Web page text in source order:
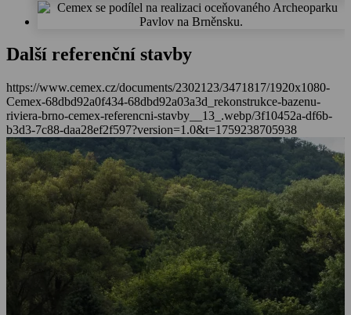
Další referenční stavby
https://www.cemex.cz/documents/2302123/3471817/1920x1080-
Cemex-68dbd92a0f434-68dbd92a03a3d_rekonstrukce-bazenu-
riviera-brno-cemex-referencni-stavby__13_.webp/3f10452a-df6b-
b3d3-7c88-daa28ef2f597?version=1.0&t=1759238705938